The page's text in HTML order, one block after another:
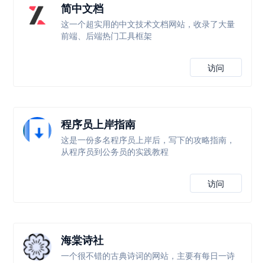
简中文档
这一个超实用的中文技术文档网站，收录了大量
前端、后端热门工具框架
访问
程序员上岸指南
这是一份多名程序员上岸后，写下的攻略指南，
从程序员到公务员的实践教程
访问
海棠诗社
一个很不错的古典诗词的网站，主要有每日一诗